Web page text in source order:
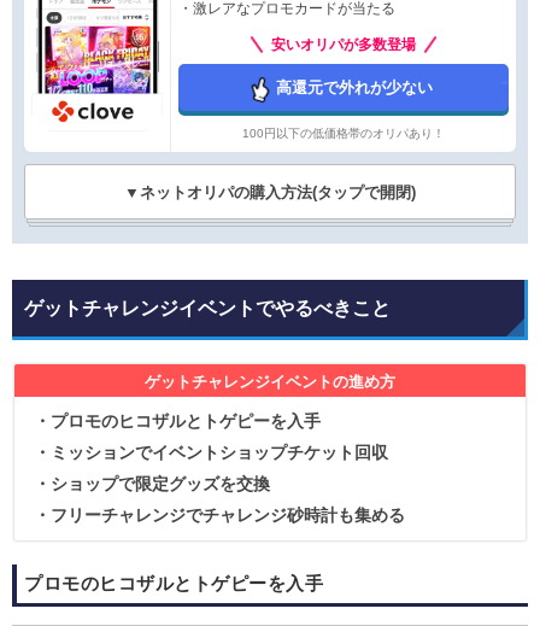
・激レアなプロモカードが当たる
安いオリパが多数登場
高還元で外れが少ない
100円以下の低価格帯のオリパあり！
▼ネットオリパの購入方法(タップで開閉)
ゲットチャレンジイベントでやるべきこと
ゲットチャレンジイベントの進め方
・プロモのヒコザルとトゲピーを入手
・ミッションでイベントショップチケット回収
・ショップで限定グッズを交換
・フリーチャレンジでチャレンジ砂時計も集める
プロモのヒコザルとトゲピーを入手